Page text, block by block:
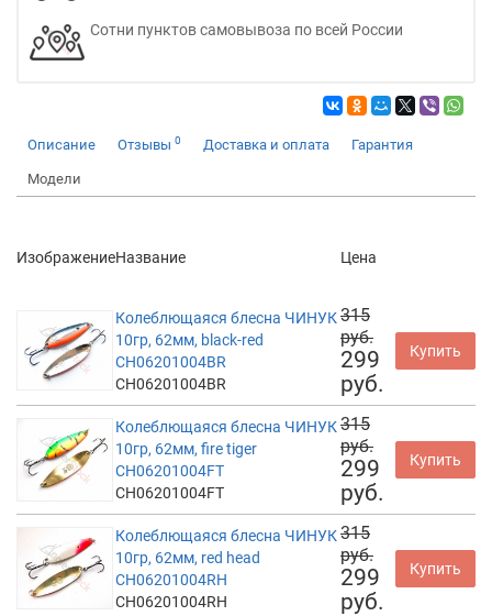
Сотни пунктов самовывоза по всей России
Описание Отзывы 0 Доставка и оплата Гарантия
Модели
ИзображениеНазвание Цена
Колеблющаяся блесна ЧИНУК
10гр, 62мм, black-red
CH06201004BR
CH06201004BR
315
руб.
299
руб.
Купить
Колеблющаяся блесна ЧИНУК
10гр, 62мм, fire tiger
CH06201004FT
CH06201004FT
315
руб.
299
руб.
Купить
Колеблющаяся блесна ЧИНУК
10гр, 62мм, red head
CH06201004RH
CH06201004RH
315
руб.
299
руб.
Купить